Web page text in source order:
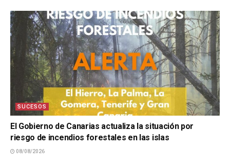
SUCESOS
El Gobierno de Canarias actualiza la situación por
riesgo de incendios forestales en las islas
08/08/2026